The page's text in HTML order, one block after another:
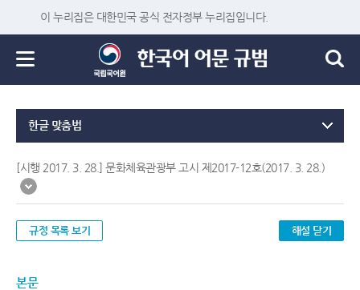
이 누리집은 대한민국 공식 전자정부 누리집입니다.
한글 맞춤법
[시행 2017. 3. 28.] 문화체육관광부 고시 제2017-12호(2017. 3. 28.)
규정 목록 보기 해설 닫기
본문